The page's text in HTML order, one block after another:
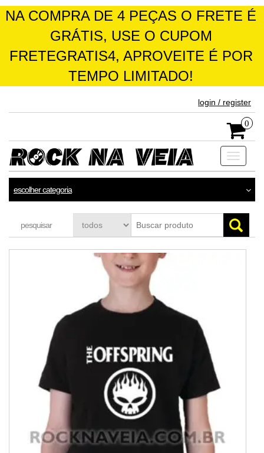
NA COMPRA DE 4 PEÇAS O FRETE É
GRÁTIS, USE O CUPOM
FRETEGRATIS4, APROVEITE É POR
TEMPO LIMITADO!
login / register
0
Toggle
escolher categoria
pesquisar